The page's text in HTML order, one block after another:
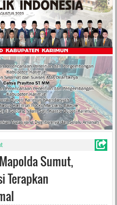
Sumut,
Terapkan